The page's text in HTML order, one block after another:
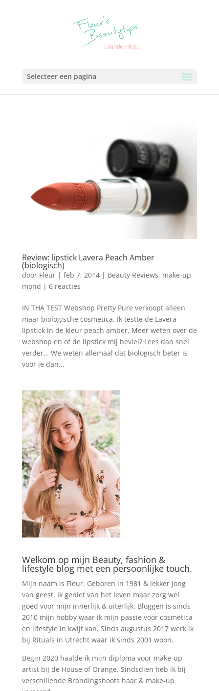
Selecteer een pagina
Review: lipstick Lavera Peach Amber
(biologisch)
door Fleur| feb 7, 2014| Beauty Reviews, make-up
mond | 6 reacties
IN THA TEST Webshop Pretty Pure verkoopt alleen
maar biologische cosmetica. Ik testte de Lavera
lipstick in de kleur peach amber. Meer weten over de
webshop en of de lipstick mij beviel? Lees dan snel
verder… We weten allemaal dat biologisch beter is
voor je dan...
Welkom op mijn Beauty, fashion &
lifestyle blog met een persoonlijke touch.
Mijn naam is Fleur. Geboren in 1981 & lekker jong
van geest. Ik geniet van het leven maar zorg wel
goed voor mijn innerlijk & uiterlijk. Bloggen is sinds
2010 mijn hobby waar ik mijn passie voor cosmetica
en lifestyle in kwijt kan. Sinds augustus 2017 werk ik
bij Rituals in Utrecht waar ik sinds 2001 woon.
Begin 2020 haalde ik mijn diploma voor make-up
artist bij de House of Orange. Sindsdien heb ik bij
verschillende Brandingshoots haar & make-up